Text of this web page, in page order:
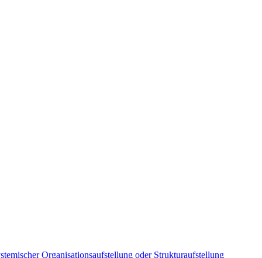
Organisationsaufstellung oder Strukturaufstellung